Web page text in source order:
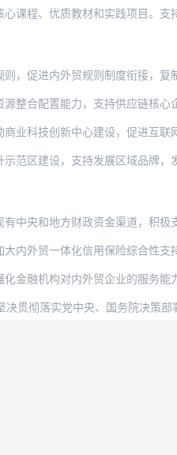
目。支持开展内外贸实务及技能培训，搭
接，复制推广一批创新经验和典型案例。
链核心企业带动上下游企业协同开拓国内
进互联网、大数据、人工智能和内外贸
品牌，发展绿色、有机、地理标志和名特
，积极支持内外贸一体化发展。允许地方
合性支持力度，优化承保和理赔条件。鼓
服务能力。在依法合规前提下，鼓励金融